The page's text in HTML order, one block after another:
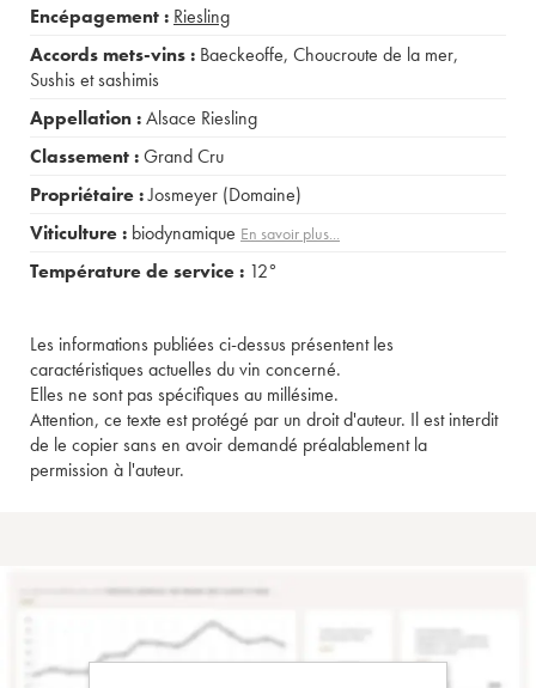
Encépagement : Riesling
Accords mets-vins : Baeckeoffe, Choucroute de la mer,
Sushis et sashimis
Appellation :Alsace Riesling
Classement :Grand Cru
Propriétaire :Josmeyer (Domaine)
Viticulture : biodynamique En savoir plus...
Température de service : 12°
Les informations publiées ci-dessus présentent les
caractéristiques actuelles du vin concerné.
Elles ne sont pas spécifiques au millésime.
Attention, ce texte est protégé par un droit d'auteur. Il est interdit
de le copier sans en avoir demandé préalablement la
permission à l'auteur.